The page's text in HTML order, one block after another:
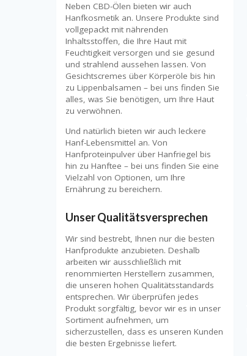
Neben CBD-Ölen bieten wir auch
Hanfkosmetik an. Unsere Produkte sind
vollgepackt mit nährenden
Inhaltsstoffen, die Ihre Haut mit
Feuchtigkeit versorgen und sie gesund
und strahlend aussehen lassen. Von
Gesichtscremes über Körperöle bis hin
zu Lippenbalsamen – bei uns finden Sie
alles, was Sie benötigen, um Ihre Haut
zu verwöhnen.
Und natürlich bieten wir auch leckere
Hanf-Lebensmittel an. Von
Hanfproteinpulver über Hanfriegel bis
hin zu Hanftee – bei uns finden Sie eine
Vielzahl von Optionen, um Ihre
Ernährung zu bereichern.
Unser Qualitätsversprechen
Wir sind bestrebt, Ihnen nur die besten
Hanfprodukte anzubieten. Deshalb
arbeiten wir ausschließlich mit
renommierten Herstellern zusammen,
die unseren hohen Qualitätsstandards
entsprechen. Wir überprüfen jedes
Produkt sorgfältig, bevor wir es in unser
Sortiment aufnehmen, um
sicherzustellen, dass es unseren Kunden
die besten Ergebnisse liefert.